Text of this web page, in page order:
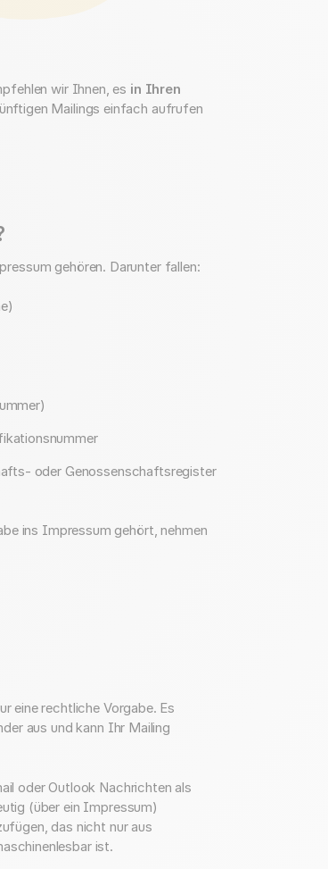
an
wir Ihnen, es in Ihren
Mailings einfach aufrufen
gehören. Darunter fallen:
oder Genossenschaftsregister
ins Impressum gehört, nehmen
eine rechtliche Vorgabe. Es
aus und kann Ihr Mailing
oder Outlook Nachrichten als
(über ein Impressum)
das nicht nur aus
ist.